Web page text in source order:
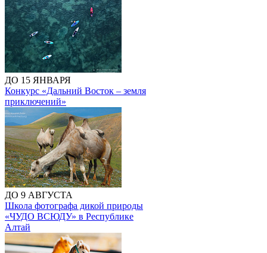
ДО 15 ЯНВАРЯ
Конкурс «Дальний Восток – земля
приключений»
ДО 9 АВГУСТА
Школа фотографа дикой природы
«ЧУДО ВСЮДУ» в Республике
Алтай